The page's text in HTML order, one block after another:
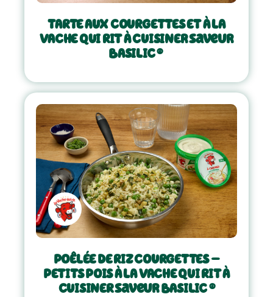
TARTE AUX COURGETTES ET À LA
VACHE QUI RIT À CUISINEr saveur
BASILIC ®
POÊLÉE DE RIZ COURGETTES –
PETITS POIS À LA VACHE QUI RIT À
CUISINER saveur BASILIC ®